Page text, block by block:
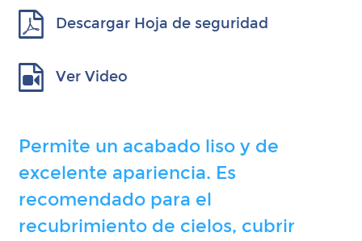
Descargar Hoja de seguridad
Ver Video
Permite un acabado liso y de
excelente apariencia. Es
recomendado para el
recubrimiento de cielos, cubrir